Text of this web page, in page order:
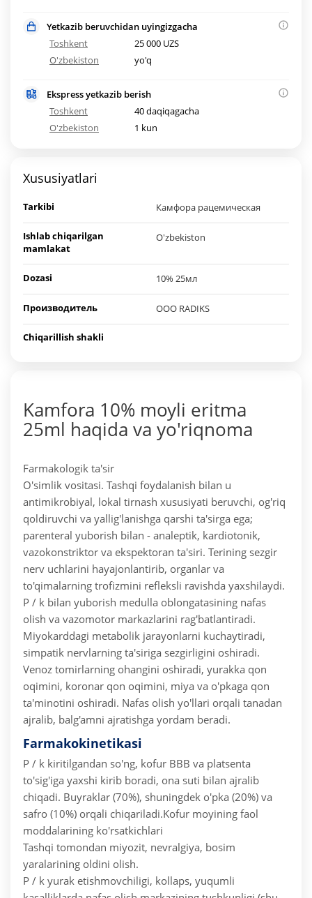
Yetkazib beruvchidan uyingizgacha
Toshkent
25 000 UZS
O'zbekiston
yo'q
Ekspress yetkazib berish
Toshkent
40 daqiqagacha
O'zbekiston
1 kun
Xususiyatlari
Tarkibi Камфора рацемическая
Ishlab chiqarilgan
mamlakat
O'zbekiston
Dozasi 10% 25мл
Производитель OOO RADIKS
Chiqarillish shakli
Kamfora 10% moyli eritma
25ml haqida va yo'riqnoma
Farmakologik ta'sir
O'simlik vositasi. Tashqi foydalanish bilan u
antimikrobiyal, lokal tirnash xususiyati beruvchi, og'riq
qoldiruvchi va yallig'lanishga qarshi ta'sirga ega;
parenteral yuborish bilan - analeptik, kardiotonik,
vazokonstriktor va ekspektoran ta'siri. Terining sezgir
nerv uchlarini hayajonlantirib, organlar va
to'qimalarning trofizmini refleksli ravishda yaxshilaydi.
P / k bilan yuborish medulla oblongatasining nafas
olish va vazomotor markazlarini rag'batlantiradi.
Miyokarddagi metabolik jarayonlarni kuchaytiradi,
simpatik nervlarning ta'siriga sezgirligini oshiradi.
Venoz tomirlarning ohangini oshiradi, yurakka qon
oqimini, koronar qon oqimini, miya va o'pkaga qon
ta'minotini oshiradi. Nafas olish yo'llari orqali tanadan
ajralib, balg'amni ajratishga yordam beradi.
Farmakokinetikasi
P / k kiritilgandan so'ng, kofur BBB va platsenta
to'sig'iga yaxshi kirib boradi, ona suti bilan ajralib
chiqadi. Buyraklar (70%), shuningdek o'pka (20%) va
safro (10%) orqali chiqariladi.Kofur moyining faol
moddalarining ko'rsatkichlari
Tashqi tomondan miyozit, nevralgiya, bosim
yaralarining oldini olish.
P / k yurak etishmovchiligi, kollaps, yuqumli